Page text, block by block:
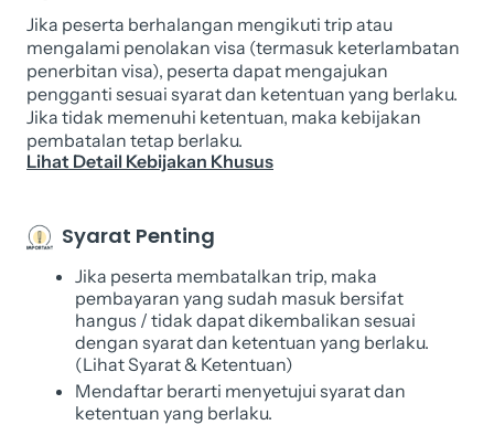
Jika peserta berhalangan mengikuti trip atau
mengalami penolakan visa (termasuk keterlambatan
penerbitan visa), peserta dapat mengajukan
pengganti sesuai syarat dan ketentuan yang berlaku.
Jika tidak memenuhi ketentuan, maka kebijakan
pembatalan tetap berlaku.
Lihat Detail Kebijakan Khusus
Syarat Penting
Jika peserta membatalkan trip, maka
pembayaran yang sudah masuk bersifat
hangus / tidak dapat dikembalikan sesuai
dengan syarat dan ketentuan yang berlaku.
(Lihat Syarat & Ketentuan)
Mendaftar berarti menyetujui syarat dan
ketentuan yang berlaku.